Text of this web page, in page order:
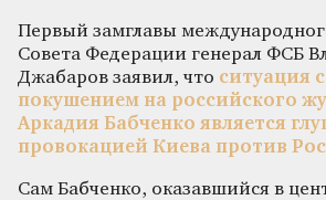
Первый замглавы
Совета Федерации генерал ФСБ
Джабаров заявил, что ситуация
покушением на российского
Аркадия Бабченко является
провокацией Киева против
Сам Бабченко, оказавшийся в